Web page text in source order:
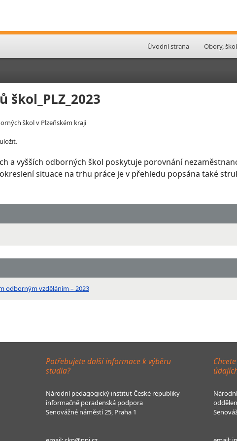
Úvodní strana Obory,
škol v Plzeňském kraji
a vyšších odborných škol poskytuje porovnání
situace na trhu práce je v přehledu popsána také
odborným vzděláním – 2023
Potřebujete další informace k výběru
studia?
Národní pedagogický institut České republiky
informačně poradenská podpora
Senovážné náměstí 25, Praha 1